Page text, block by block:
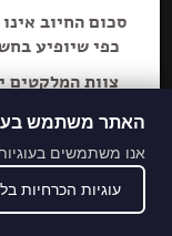
סכום החיוב
כפי שיופיע
צוות המלקטים
מובחרת!
*האתר
האתר משתמש
אנו משתמשים
עוגיות הכרחיות